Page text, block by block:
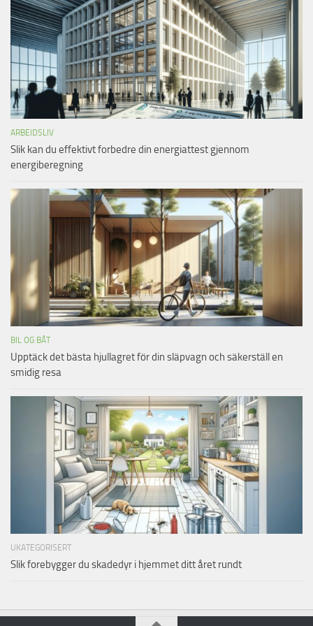
ARBEIDSLIV
Slik kan du effektivt forbedre din energiattest gjennom
energiberegning
BIL OG BÅT
Upptäck det bästa hjullagret för din släpvagn och säkerställ en
smidig resa
UKATEGORISERT
Slik forebygger du skadedyr i hjemmet ditt året rundt